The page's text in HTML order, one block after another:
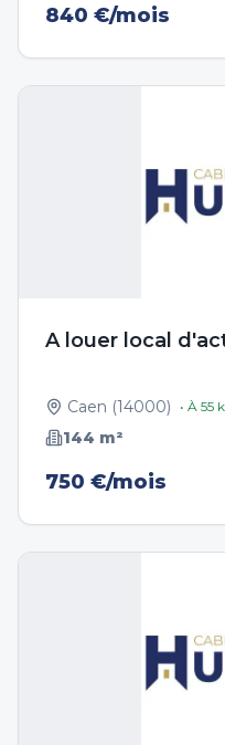
840 €/mois
A louer local
Caen (14000) • À 55
144 m²
750 €/mois